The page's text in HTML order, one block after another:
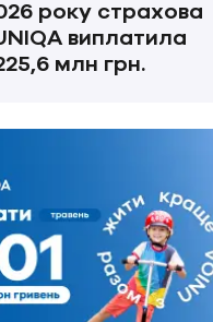
року страхова
виплатила
млн грн.